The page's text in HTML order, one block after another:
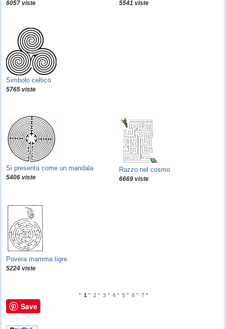
6057 viste 5541 viste
Simbolo celtico
5765 viste
Si presenta come un mandala
5406 viste
Razzo nel cosmo
6669 viste
Povera mamma tigre
5224 viste
° 1 ° 2° 3° 4° 5° 6° 7°
Save